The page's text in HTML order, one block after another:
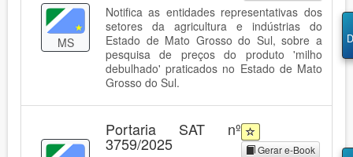
MS
Notifica as entidades representativas dos
setores da agricultura e indústrias do
Estado de Mato Grosso do Sul, sobre a
pesquisa de preços do produto 'milho
debulhado' praticados no Estado de Mato
Grosso do Sul.
Portaria SAT nº
3759/2025 Gerar e-Book